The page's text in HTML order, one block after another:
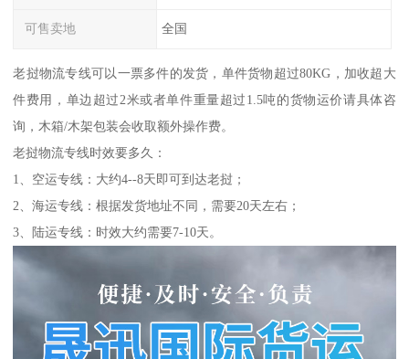
可售卖地 全国
老挝物流专线可以一票多件的发货，单件货物超过80KG，加收超大
件费用，单边超过2米或者单件重量超过1.5吨的货物运价请具体咨
询，木箱/木架包装会收取额外操作费。
老挝物流专线时效要多久：
1、空运专线：大约4--8天即可到达老挝；
2、海运专线：根据发货地址不同，需要20天左右；
3、陆运专线：时效大约需要7-10天。